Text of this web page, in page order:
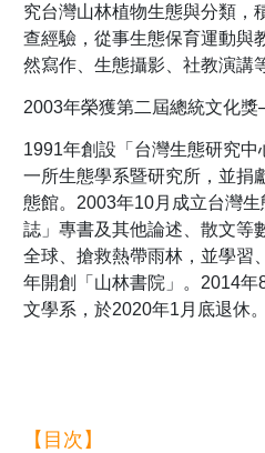
究台灣山林植物生態與分類，
查經驗，從事生態保育運動與
然寫作、生態攝影、社教演講
2003年榮獲第二屆總統文化獎
1991年創設「台灣生態研究
一所生態學系暨研究所，並捐
態館。2003年10月成立台灣
誌」專書及其他論述、散文等
全球、搶救熱帶雨林，並學習
年開創「山林書院」。2014
文學系，於2020年1月底退休。
【目次】